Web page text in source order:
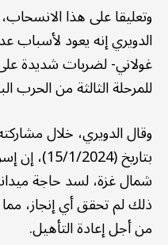
وتعليقا على هذا
الدويري إنه يعود لأسباب
غولاني- لضربات شديدة
للمرحلة الثالثة من الحرب
وقال الدويري، خلال
بتاريخ
شمال غزة، لسد حاجة
ذلك لم تحقق أي إنجاز،
من أجل إعادة التأهيل.